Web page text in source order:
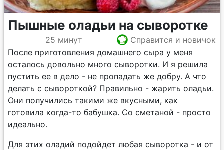
Пышные оладьи на сыворотке
25 минут
Справится и новичок
После приготовления домашнего сыра у меня
осталось довольно много сыворотки. И я решила
пустить ее в дело - не пропадать же добру. А что
делать с сывороткой? Правильно - жарить оладьи.
Они получились такими же вкусными, как
готовила когда-то бабушка. Со сметаной - просто
идеально.
Для этих оладий подойдет любая сыворотка - и от